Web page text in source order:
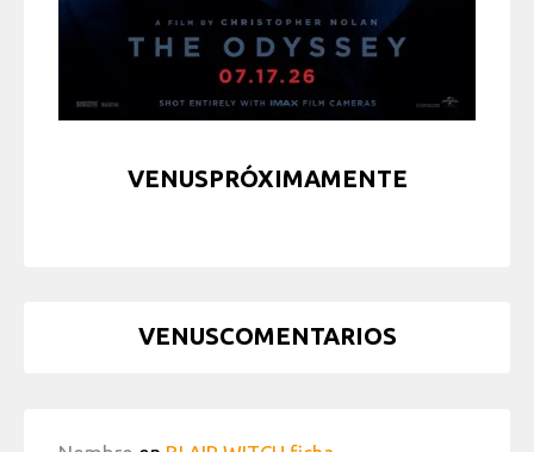
VENUSPRÓXIMAMENTE
VENUSCOMENTARIOS